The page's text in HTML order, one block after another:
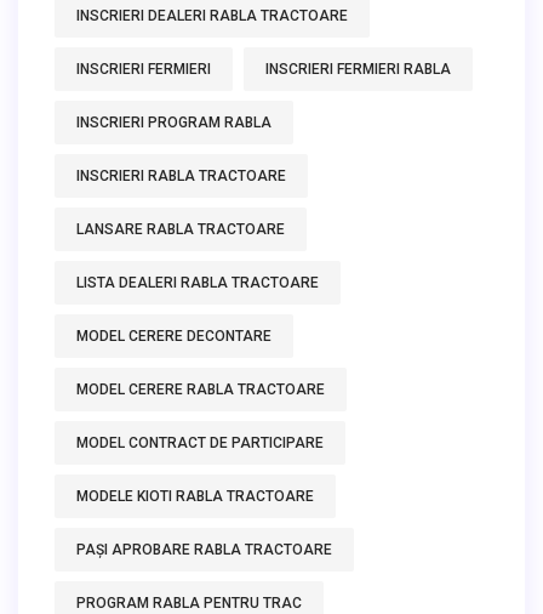
INSCRIERI DEALERI RABLA TRACTOARE
INSCRIERI FERMIERI INSCRIERI FERMIERI RABLA
INSCRIERI PROGRAM RABLA
INSCRIERI RABLA TRACTOARE
LANSARE RABLA TRACTOARE
LISTA DEALERI RABLA TRACTOARE
MODEL CERERE DECONTARE
MODEL CERERE RABLA TRACTOARE
MODEL CONTRACT DE PARTICIPARE
MODELE KIOTI RABLA TRACTOARE
PAȘI APROBARE RABLA TRACTOARE
PROGRAM RABLA PENTRU TRAC